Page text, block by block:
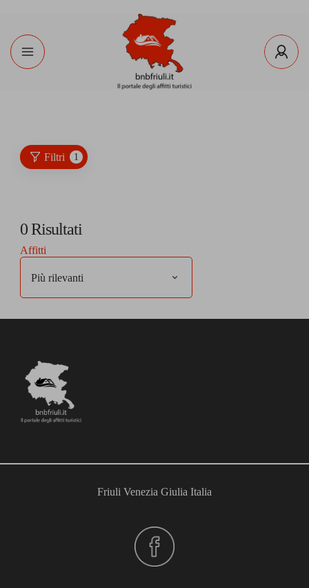
Filtri 1
0Risultati
Affitti
Più rilevanti
Friuli Venezia Giulia Italia